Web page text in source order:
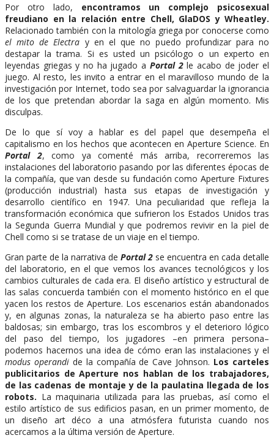
Por otro lado, encontramos un complejo psicosexual
freudiano en la relación entre Chell, GlaDOS y Wheatley.
Relacionado también con la mitología griega por conocerse como
el mito de Electra y en el que no puedo profundizar para no
destapar la trama. Si es usted un psicólogo o un experto en
leyendas griegas y no ha jugado a Portal 2le acabo de joder el
juego. Al resto, les invito a entrar en el maravilloso mundo de la
investigación por Internet, todo sea por salvaguardar la ignorancia
de los que pretendan abordar la saga en algún momento. Mis
disculpas.
De lo que sí voy a hablar es del papel que desempeña el
capitalismo en los hechos que acontecen en Aperture Science. En
Portal 2, como ya comenté más arriba, recorreremos las
instalaciones del laboratorio pasando por las diferentes épocas de
la compañía, que van desde su fundación como Aperture Fixtures
(producción industrial) hasta sus etapas de investigación y
desarrollo científico en 1947. Una peculiaridad que refleja la
transformación económica que sufrieron los Estados Unidos tras
la Segunda Guerra Mundial y que podremos revivir en la piel de
Chell como si se tratase de un viaje en el tiempo.
Gran parte de la narrativa de Portal 2 se encuentra en cada detalle
del laboratorio, en el que vemos los avances tecnológicos y los
cambios culturales de cada era. El diseño artístico y estructural de
las salas concuerda también con el momento histórico en el que
yacen los restos de Aperture. Los escenarios están abandonados
y, en algunas zonas, la naturaleza se ha abierto paso entre las
baldosas; sin embargo, tras los escombros y el deterioro lógico
del paso del tiempo, los jugadores –en primera persona–
podemos hacernos una idea de cómo eran las instalaciones y el
modus operandide la compañía de Cave Johnson. Los carteles
publicitarios de Aperture nos hablan de los trabajadores,
de las cadenas de montaje y de la paulatina llegada de los
robots. La maquinaria utilizada para las pruebas, así como el
estilo artístico de sus edificios pasan, en un primer momento, de
un diseño art déco a una atmósfera futurista cuando nos
acercamos a la última versión de Aperture.